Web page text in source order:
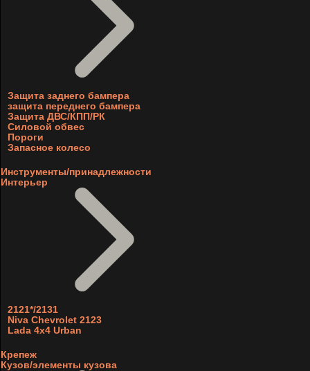
Защита заднего бампера
защита переднего бампера
Защита ДВС/КПП/РК
Силовой обвес
Пороги
Запасное колесо
Инструменты/принадлежности
Интерьер
2121*/2131
Niva Chevrolet 2123
Lada 4x4 Urban
Крепеж
Кузов/элементы кузова